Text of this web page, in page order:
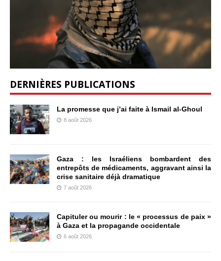
DERNIÈRES PUBLICATIONS
La promesse que j’ai faite à Ismail al-Ghoul
8 août 2026
Gaza : les Israéliens bombardent des
entrepôts de médicaments, aggravant ainsi la
crise sanitaire déjà dramatique
7 août 2026
Capituler ou mourir : le « processus de paix »
à Gaza et la propagande occidentale
6 août 2026